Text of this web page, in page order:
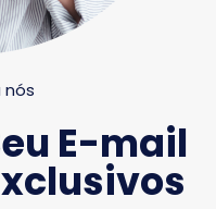
E-mail